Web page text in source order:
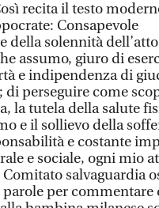
recita il testo
Consapevole
della solennità
assumo, giuro di
e indipendenza di
perseguire come
la tutela della salute
e il sollievo della
e costante
e sociale, ogni mio
salvaguardia
parole per commentare